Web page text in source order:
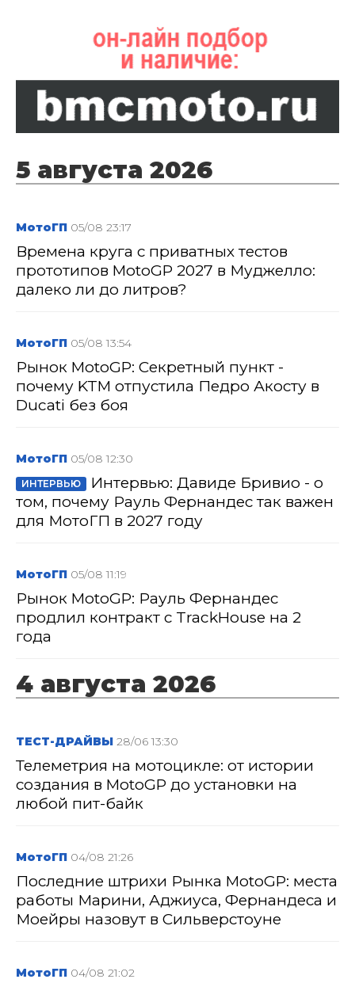
5 августа 2026
МотоГП 05/08 23:17
Времена круга с приватных тестов
прототипов MotoGP 2027 в Муджелло:
далеко ли до литров?
МотоГП 05/08 13:54
Рынок MotoGP: Секретный пункт -
почему KTM отпустила Педро Акосту в
Ducati без боя
МотоГП 05/08 12:30
ИНТЕРВЬЮ
Интервью: Давиде Бривио - о
том, почему Рауль Фернандес так важен
для МотоГП в 2027 году
МотоГП 05/08 11:19
Рынок MotoGP: Рауль Фернандес
продлил контракт с TrackHouse на 2
года
4 августа 2026
ТЕСТ-ДРАЙВЫ 28/06 13:30
Телеметрия на мотоцикле: от истории
создания в MotoGP до установки на
любой пит-байк
МотоГП 04/08 21:26
Последние штрихи Рынка MotoGP: места
работы Марини, Аджиуса, Фернандеса и
Моейры назовут в Сильверстоуне
МотоГП 04/08 21:02